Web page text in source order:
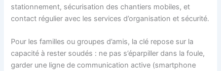
stationnement, sécurisation des chantiers mobiles, et
contact régulier avec les services d’organisation et sécurité.
Pour les familles ou groupes d’amis, la clé repose sur la
capacité à rester soudés : ne pas s’éparpiller dans la foule,
garder une ligne de communication active (smartphone